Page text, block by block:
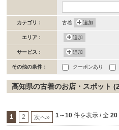
カテゴリ： 古着 追加
エリア： 追加
サービス： 追加
その他の条件： クーポンあり
高知県の古着のお店・スポット
1 2 次へ» 1～10 件を表示 / 全 20